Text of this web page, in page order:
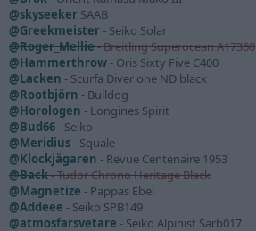
@skyseeker SAAB
@Greekmeister - Seiko Solar
@Roger_Mellie- Breitling Superocean A17360
@Hammerthrow - Oris Sixty Five C400
@Lacken - Scurfa Diver one ND black
@Rootbjörn - Bulldog
@Horologen - Longines Spirit
@Bud66 - Seiko
@Meridius - Squale
@Klockjägaren - Revue Centenaire 1953
@Back- Tudor Chrono Heritage Black
@Magnetize - Pappas Ebel
@Addeee - Seiko SPB149
@atmosfarsvetare - Seiko Alpinist Sarb017